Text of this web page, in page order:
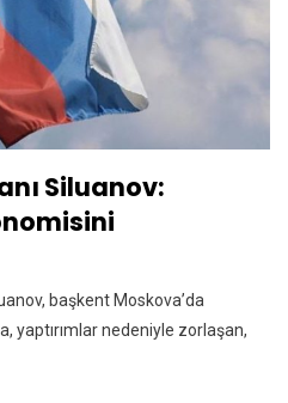
Siluanov:
başkent Moskova’da
yaptırımlar nedeniyle zorlaşan,